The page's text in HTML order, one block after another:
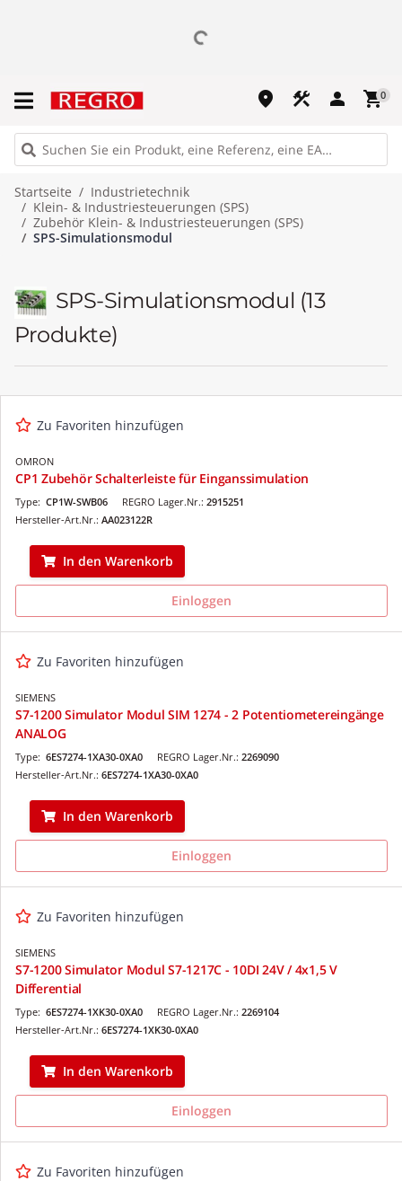
place construction person shopping_cart0
Startseite
Industrietechnik
Klein- & Industriesteuerungen (SPS)
Zubehör Klein- & Industriesteuerungen (SPS)
SPS-Simulationsmodul
SPS-Simulationsmodul (13
Produkte)
Zu Favoriten hinzufügen
OMRON
CP1 Zubehör Schalterleiste für Einganssimulation
REGRO Lager.Nr.: 2915251
Type: CP1W-SWB06
Hersteller-Art.Nr.: AA023122R
In den Warenkorb
Einloggen
Zu Favoriten hinzufügen
SIEMENS
S7-1200 Simulator Modul SIM 1274 - 2 Potentiometereingänge
ANALOG
REGRO Lager.Nr.: 2269090
Type: 6ES7274-1XA30-0XA0
Hersteller-Art.Nr.: 6ES7274-1XA30-0XA0
In den Warenkorb
Einloggen
Zu Favoriten hinzufügen
SIEMENS
S7-1200 Simulator Modul S7-1217C - 10DI 24V / 4x1,5 V
Differential
REGRO Lager.Nr.: 2269104
Type: 6ES7274-1XK30-0XA0
Hersteller-Art.Nr.: 6ES7274-1XK30-0XA0
In den Warenkorb
Einloggen
Zu Favoriten hinzufügen